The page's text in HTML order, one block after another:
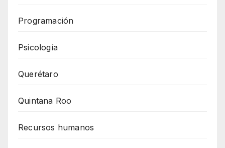
Programación
Psicología
Querétaro
Quintana Roo
Recursos humanos